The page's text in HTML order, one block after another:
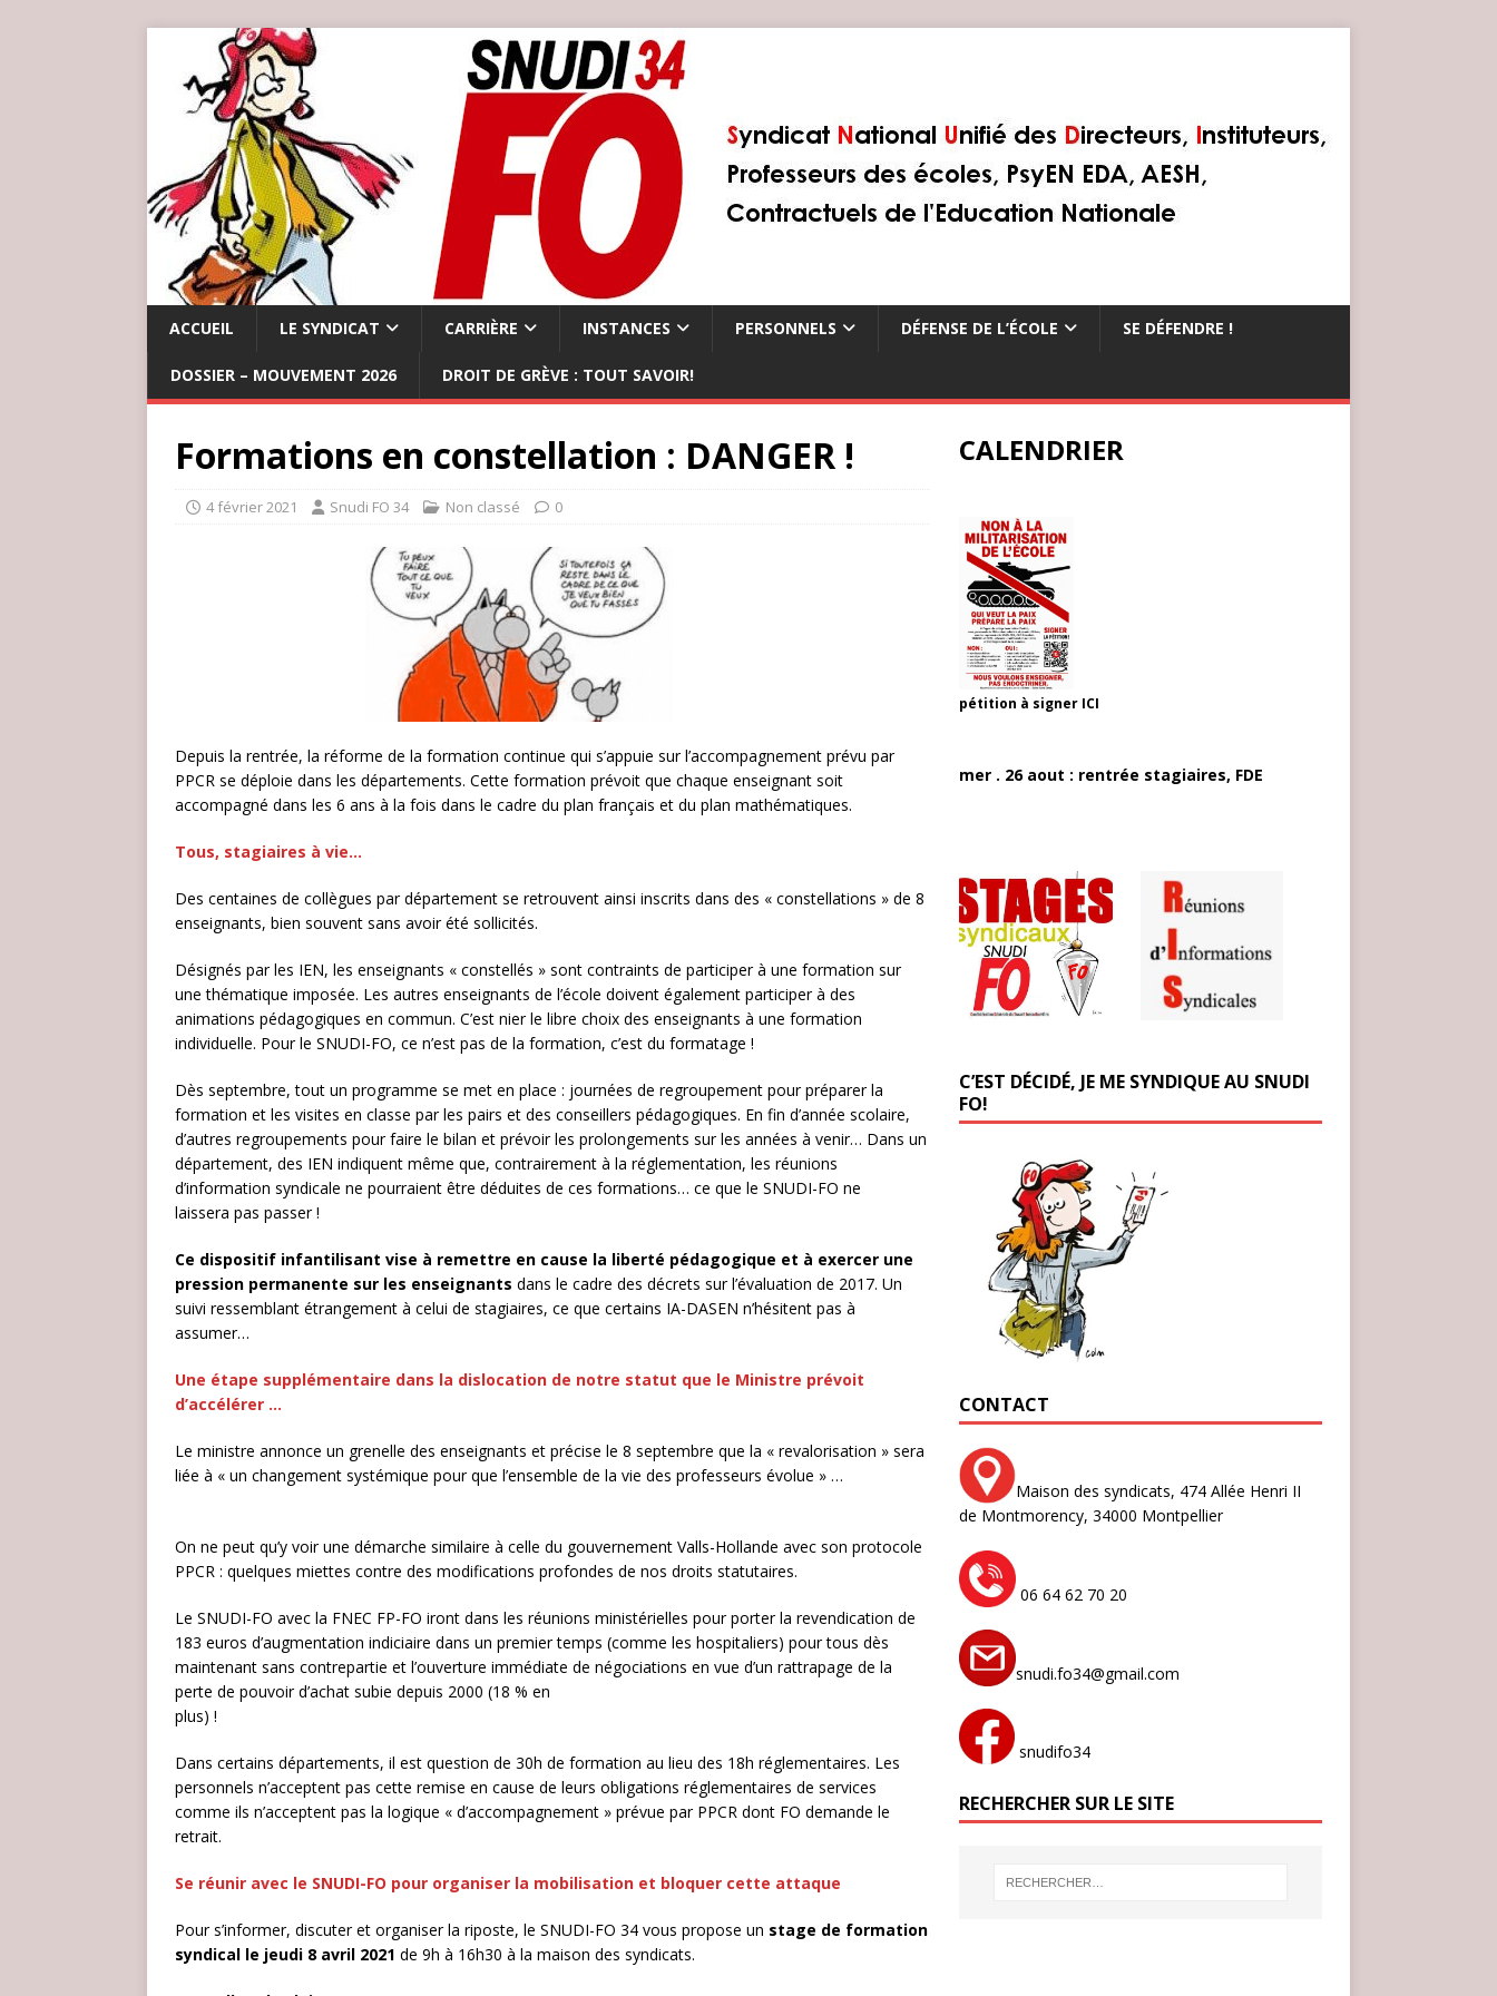
ACCUEIL LE SYNDICAT CARRIÈRE INSTANCES PERSONNELS DÉFENSE DE L’ÉCOLE SE DÉFENDRE !
DOSSIER – MOUVEMENT 2026 DROIT DE GRÈVE : TOUT SAVOIR!
Formations en constellation : DANGER !
4 février 2021 Snudi FO 34 Non classé 0
Depuis la rentrée, la réforme de la formation continue qui s’appuie sur l’accompagnement prévu par
PPCR se déploie dans les départements. Cette formation prévoit que chaque enseignant soit
accompagné dans les 6 ans à la fois dans le cadre du plan français et du plan mathématiques.
Tous, stagiaires à vie…
Des centaines de collègues par département se retrouvent ainsi inscrits dans des « constellations » de 8
enseignants, bien souvent sans avoir été sollicités.
Désignés par les IEN, les enseignants « constellés » sont contraints de participer à une formation sur
une thématique imposée. Les autres enseignants de l’école doivent également participer à des
animations pédagogiques en commun. C’est nier le libre choix des enseignants à une formation
individuelle. Pour le SNUDI-FO, ce n’est pas de la formation, c’est du formatage !
Dès septembre, tout un programme se met en place : journées de regroupement pour préparer la
formation et les visites en classe par les pairs et des conseillers pédagogiques. En fin d’année scolaire,
d’autres regroupements pour faire le bilan et prévoir les prolongements sur les années à venir… Dans un
département, des IEN indiquent même que, contrairement à la réglementation, les réunions
d’information syndicale ne pourraient être déduites de ces formations… ce que le SNUDI-FO ne
laissera pas passer !
Ce dispositif infantilisant vise à remettre en cause la liberté pédagogique et à exercer une
pression permanente sur les enseignants dans le cadre des décrets sur l’évaluation de 2017. Un
suivi ressemblant étrangement à celui de stagiaires, ce que certains IA-DASEN n’hésitent pas à
assumer…
Une étape supplémentaire dans la dislocation de notre statut que le Ministre prévoit
d’accélérer …
Le ministre annonce un grenelle des enseignants et précise le 8 septembre que la « revalorisation » sera
liée à « un changement systémique pour que l’ensemble de la vie des professeurs évolue » …
On ne peut qu’y voir une démarche similaire à celle du gouvernement Valls-Hollande avec son protocole
PPCR : quelques miettes contre des modifications profondes de nos droits statutaires.
Le SNUDI-FO avec la FNEC FP-FO iront dans les réunions ministérielles pour porter la revendication de
183 euros d’augmentation indiciaire dans un premier temps (comme les hospitaliers) pour tous dès
maintenant sans contrepartie et l’ouverture immédiate de négociations en vue d’un rattrapage de la
perte de pouvoir d’achat subie depuis 2000 (18 % en
plus) !
Dans certains départements, il est question de 30h de formation au lieu des 18h réglementaires. Les
personnels n’acceptent pas cette remise en cause de leurs obligations réglementaires de services
comme ils n’acceptent pas la logique « d’accompagnement » prévue par PPCR dont FO demande le
retrait.
Se réunir avec le SNUDI-FO pour organiser la mobilisation et bloquer cette attaque
Pour s’informer, discuter et organiser la riposte, le SNUDI-FO 34 vous propose un stage de formation
syndical le jeudi 8 avril 2021 de 9h à 16h30 à la maison des syndicats.
CALENDRIER
pétition à signer ICI
mer . 26 aout : rentrée stagiaires, FDE
C’EST DÉCIDÉ, JE ME SYNDIQUE AU SNUDI
FO!
CONTACT
Maison des syndicats, 474 Allée Henri II
de Montmorency, 34000 Montpellier
06 64 62 70 20
snudi.fo34@gmail.com
snudifo34
RECHERCHER SUR LE SITE